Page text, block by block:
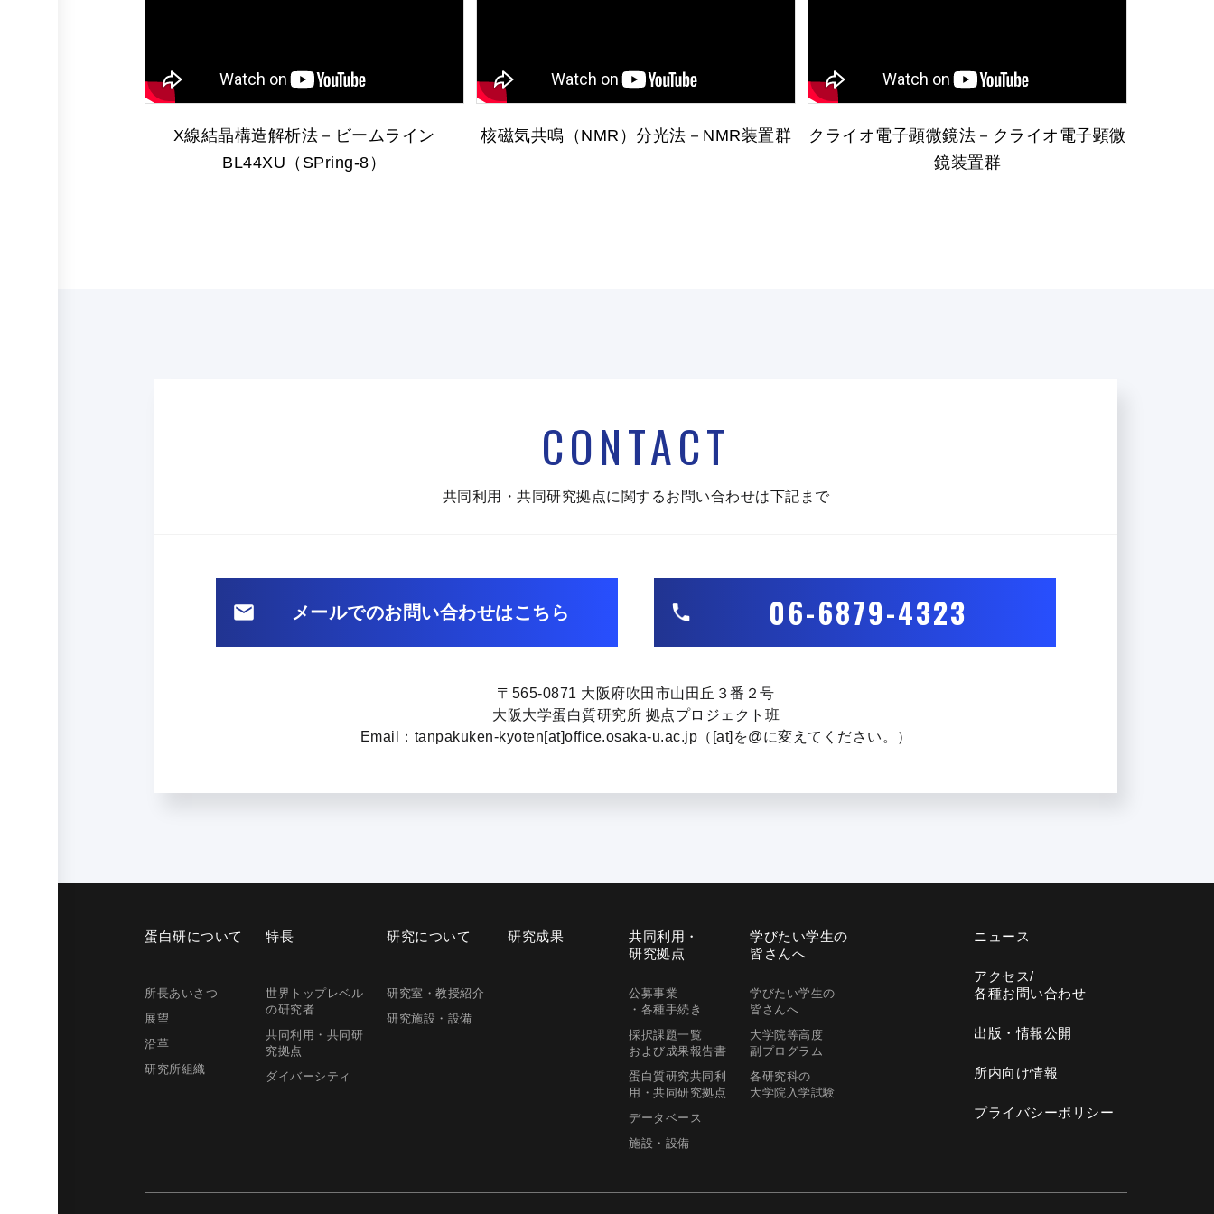
X線結晶構造解析法－ビームライン
BL44XU（SPring-8）
核磁気共鳴（NMR）分光法－NMR装置群
クライオ電子顕微鏡法－クライオ電子顕微
鏡装置群
CONTACT
共同利用・共同研究拠点に関するお問い合わせは下記まで
メールでのお問い合わせはこちら 06-6879-4323
〒565-0871 大阪府吹田市山田丘３番２号
大阪大学蛋白質研究所 拠点プロジェクト班
Email：tanpakuken-kyoten[at]office.osaka-u.ac.jp（[at]を@に変えてください。）
蛋白研について
所長あいさつ
展望
沿革
研究所組織
特長
世界トップレベル
の研究者
共同利用・共同研
究拠点
ダイバーシティ
研究について
研究室・教授紹介
研究施設・ 設備
研究成果
共同利用・
研究拠点
公募事業
・各種手続き
採択課題一覧
および成果報告書
蛋白質研究共同利
用 ・共同研究拠点
データベース
施設・設備
学びたい学生の
皆さんへ
学びたい学生の
皆さんへ
大学院等高度
副プログラム
各研究科の
大学院入学試験
ニュース
アクセス/
各種お問い合わせ
出版・情報公開
所内向け情報
プライバシーポリシー